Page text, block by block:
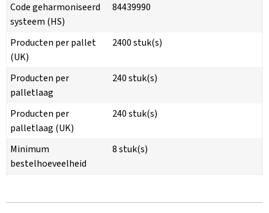
Code geharmoniseerd
systeem (HS)
84439990
Producten per pallet
(UK)
2400 stuk(s)
Producten per
palletlaag
240 stuk(s)
Producten per
palletlaag (UK)
240 stuk(s)
Minimum
bestelhoeveelheid
8 stuk(s)